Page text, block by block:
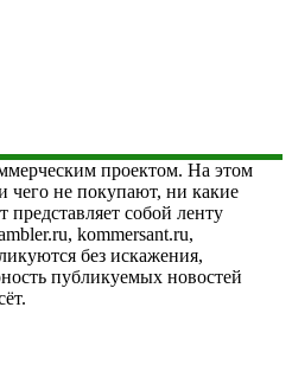
проектом. На этом
чего не покупают, ни какие
собой ленту
kommersant.ru,
без искажения,
публикуемых новостей